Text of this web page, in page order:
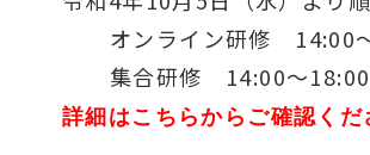
オンライン研修 14:00
集合研修 14:00～18:00
詳細はこちらからご確認くだ